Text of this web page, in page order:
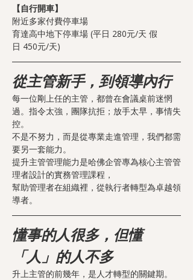
【自行開車】
附近多家付費停車場
育達高中地下停車場 (平日 280元/天 假
日 450元/天)
從主管新手，到領導內行
每一位剛上任的主管，都曾在會議桌前迷惘
過。指令太強，團隊抗拒；放手太早，事情失
控。
不是不努力，而是從專業走進管理，我們都需
要另一套能力。
提升主管管理能力是哈佛企管專為核心主管管
理者設計的實務管理課程，
幫助管理者在組織裡，從執行者轉型為卓越領
導者。
懂事的人很多，但懂
「人」的人不多
升上主管的前幾年，是人才轉型的關鍵期。